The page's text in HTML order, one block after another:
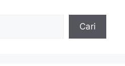
Cari